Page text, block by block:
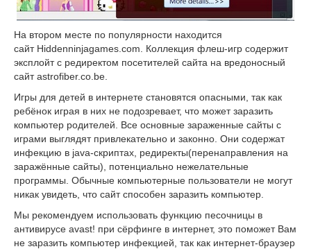
На втором месте по популярности находится
сайт Hiddenninjagames.com. Коллекция флеш-игр содержит
эксплойт с редиректом посетителей сайта на вредоносный
сайт astrofiber.co.be.
Игры для детей в интернете становятся опасными, так как
ребёнок играя в них не подозревает, что может заразить
компьютер родителей. Все основные зараженные сайты с
играми выглядят привлекательно и законно. Они содержат
инфекцию в java-скриптах, редиректы(перенаправления на
заражённые сайты), потенциально нежелательные
программы. Обычные компьютерные пользователи не могут
никак увидеть, что сайт способен заразить компьютер.
Мы рекомендуем использовать функцию песочницы в
антивирусе avast! при сёрфинге в интернет, это поможет Вам
не заразить компьютер инфекцией, так как интернет-браузер